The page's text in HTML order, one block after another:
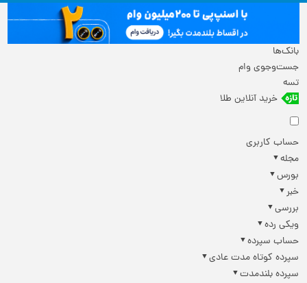
بانک‌ها
جست‌وجوی وام
تسه
خرید آنلاین طلا
حساب کاربری
مجله
بورس
خبر
بررسی
ویکی رده
حساب سپرده
سپرده کوتاه مدت عادی
سپرده بلندمدت